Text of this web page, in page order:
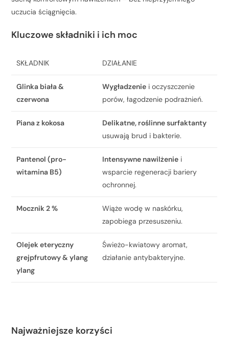
uczucia ściągnięcia.
Kluczowe składniki i ich moc
SKŁADNIK DZIAŁANIE
Glinka biała &
czerwona
Wygładzenie i oczyszczenie
porów, łagodzenie podrażnień.
Piana z kokosa
Delikatne, roślinne surfaktanty
usuwają brud i bakterie.
Pantenol (pro-
witamina B5)
Intensywne nawilżenie i
wsparcie regeneracji bariery
ochronnej.
Mocznik 2 %
Wiąże wodę w naskórku,
zapobiega przesuszeniu.
Olejek eteryczny
grejpfrutowy & ylang
ylang
Świeżo-kwiatowy aromat,
działanie antybakteryjne.
Najważniejsze korzyści